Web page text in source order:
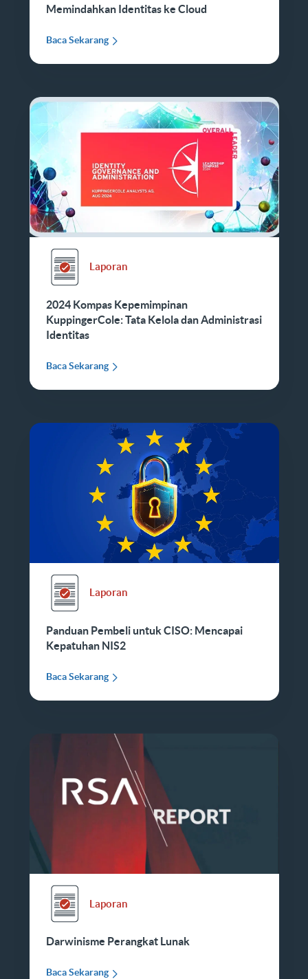
Memindahkan Identitas ke Cloud
Baca Sekarang
Laporan
2024 Kompas Kepemimpinan
KuppingerCole: Tata Kelola dan Administrasi
Identitas
Baca Sekarang
Laporan
Panduan Pembeli untuk CISO: Mencapai
Kepatuhan NIS2
Baca Sekarang
Laporan
Darwinisme Perangkat Lunak
Baca Sekarang